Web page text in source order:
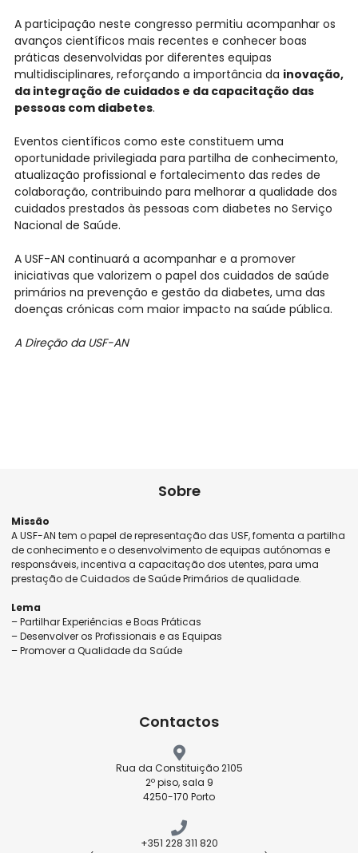
A participação neste congresso permitiu acompanhar os
avanços científicos mais recentes e conhecer boas
práticas desenvolvidas por diferentes equipas
multidisciplinares, reforçando a importância da inovação,
da integração de cuidados e da capacitação das
pessoas com diabetes.
Eventos científicos como este constituem uma
oportunidade privilegiada para partilha de conhecimento,
atualização profissional e fortalecimento das redes de
colaboração, contribuindo para melhorar a qualidade dos
cuidados prestados às pessoas com diabetes no Serviço
Nacional de Saúde.
A USF-AN continuará a acompanhar e a promover
iniciativas que valorizem o papel dos cuidados de saúde
primários na prevenção e gestão da diabetes, uma das
doenças crónicas com maior impacto na saúde pública.
A Direção da USF-AN
Sobre
Missão
A USF-AN tem o papel de representação das USF, fomenta a partilha
de conhecimento e o desenvolvimento de equipas autónomas e
responsáveis, incentiva a capacitação dos utentes, para uma
prestação de Cuidados de Saúde Primários de qualidade.
Lema
– Partilhar Experiências e Boas Práticas
– Desenvolver os Profissionais e as Equipas
– Promover a Qualidade da Saúde
Contactos
Rua da Constituição 2105
2º piso, sala 9
4250-170 Porto
+351 228 311 820